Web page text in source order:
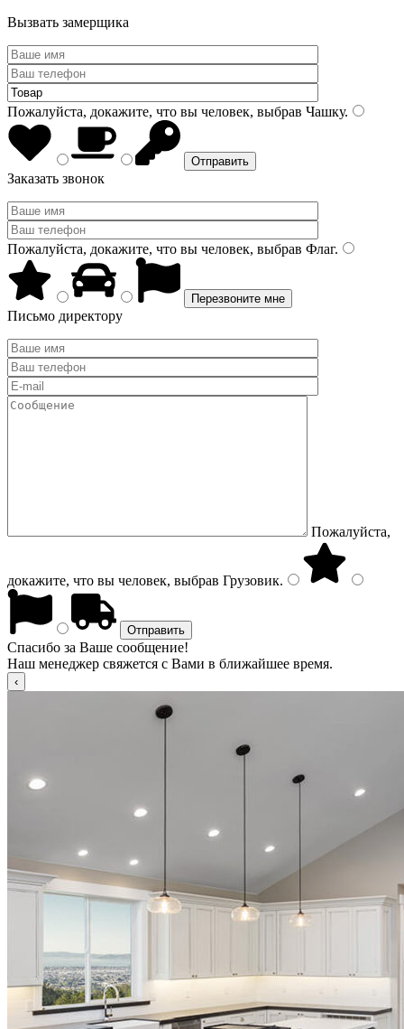
Вызвать замерщика
Пожалуйста, докажите, что вы человек, выбрав Чашку.
Заказать звонок
Пожалуйста, докажите, что вы человек, выбрав Флаг.
Письмо директору
Пожалуйста,
докажите, что вы человек, выбрав Грузовик.
Спасибо за Ваше сообщение!
Наш менеджер свяжется с Вами в ближайшее время.